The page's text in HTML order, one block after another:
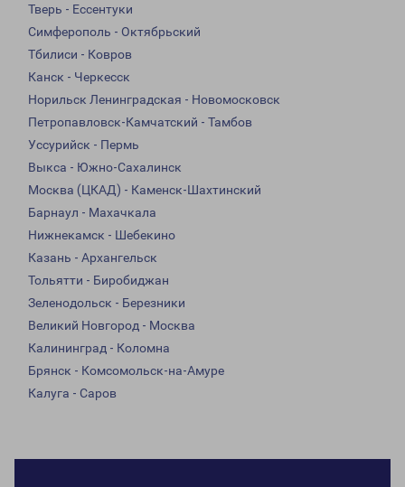
Тверь - Ессентуки
Симферополь - Октябрьский
Тбилиси - Ковров
Канск - Черкесск
Норильск Ленинградская - Новомосковск
Петропавловск-Камчатский - Тамбов
Уссурийск - Пермь
Выкса - Южно-Сахалинск
Москва (ЦКАД) - Каменск-Шахтинский
Барнаул - Махачкала
Нижнекамск - Шебекино
Казань - Архангельск
Тольятти - Биробиджан
Зеленодольск - Березники
Великий Новгород - Москва
Калининград - Коломна
Брянск - Комсомольск-на-Амуре
Калуга - Саров